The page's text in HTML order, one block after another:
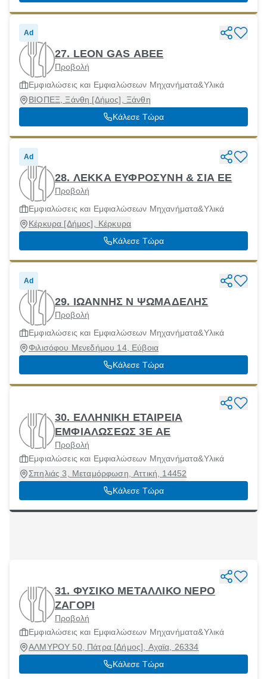
Ad
27. LEON GAS ABEE
Προβολή
Εμφιαλώσεις και Εμφιαλώσεων Μηχανήματα&Υλικά
ΒΙΟΠΕΞ, Ξάνθη [Δήμος], Ξάνθη
Κάλεσε Τώρα
Ad
28. ΛΕΚΚΑ ΕΥΦΡΟΣΥΝΗ & ΣΙΑ ΕΕ
Προβολή
Εμφιαλώσεις και Εμφιαλώσεων Μηχανήματα&Υλικά
Κέρκυρα [Δήμος], Κέρκυρα
Κάλεσε Τώρα
Ad
29. ΙΩΑΝΝΗΣ Ν ΨΩΜΑΔΕΛΗΣ
Προβολή
Εμφιαλώσεις και Εμφιαλώσεων Μηχανήματα&Υλικά
Φιλισόφου Μενεδήμου 14, Εύβοια
Κάλεσε Τώρα
30. ΕΛΛΗΝΙΚΗ ΕΤΑΙΡΕΙΑ
ΕΜΦΙΑΛΩΣΕΩΣ 3Ε ΑΕ
Προβολή
Εμφιαλώσεις και Εμφιαλώσεων Μηχανήματα&Υλικά
Σπηλιάς 3, Μεταμόρφωση, Αττική, 14452
Κάλεσε Τώρα
31. ΦΥΣΙΚΟ ΜΕΤΑΛΛΙΚΟ ΝΕΡΟ
ΖΑΓΟΡΙ
Προβολή
Εμφιαλώσεις και Εμφιαλώσεων Μηχανήματα&Υλικά
ΑΛΜΥΡΟΥ 50, Πάτρα [Δήμος], Αχαϊα, 26334
Κάλεσε Τώρα